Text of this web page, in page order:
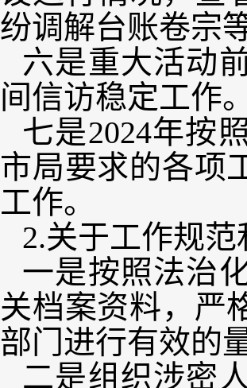
纷调解台账卷宗
六是重大活动
间信访稳定工作。
七是2024年按
市局要求的各项
工作。
2.关于工作规
一是按照法治
关档案资料，严
部门进行有效的
二是组织涉密